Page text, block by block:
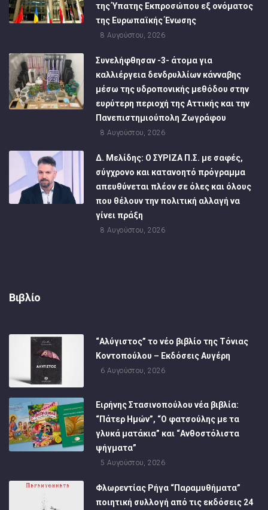
της Ύπατης Εκπροσώπου εξ ονόματος
της Ευρωπαϊκής Ένωσης
8 Αυγούστου, 2026
Συνελήφθησαν -3- άτομα για
καλλιέργεια δενδρυλλίων κάνναβης
μέσω της υδροπονικής μεθόδου στην
ευρύτερη περιοχή της Αττικής και την
Πανεπιστημιούπολη Ζωγράφου
8 Αυγούστου, 2026
Δ. Μελίδης: Ο ΣΥΡΙΖΑ Π.Σ. με σαφές,
σύγχρονο και κατανοητό πρόγραμμα
απευθύνεται πλέον σε όλες και όλους
που θέλουν την πολιτική αλλαγή να
γίνει πράξη
8 Αυγούστου, 2026
Βιβλίο
“Αλύγιστος” το νέο βιβλίο της Τόνιας
Κοντοπούλου – Εκδόσεις Αυγέρη
6 Αυγούστου, 2026
Ειρήνης Στασινοπούλου νέα βιβλία:
“Πάτερ Ημών”, “Ο φατσούλης με τα
γλυκά ματάκια” και “Ανθοστόλιστα
ψήγματα”
5 Αυγούστου, 2026
Φλωρεντίας Ρήγα “Παραμυθήματα”
ποιητική συλλογή από τις εκδόσεις 24